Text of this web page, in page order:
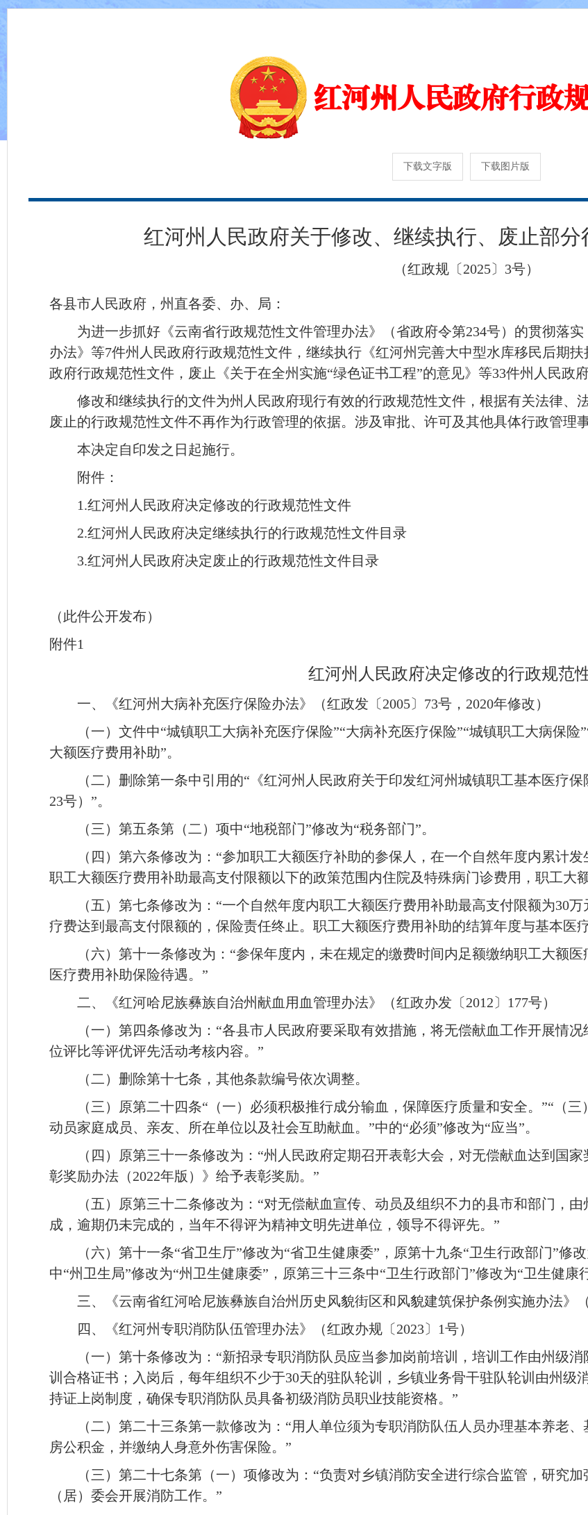
红河州人民政府行政
下载文字版 下载图片版
红河州人民政府关于修改、继续执行、废止部
（红政规〔2025〕3号）
各县市人民政府，州直各委、办、局：
为进一步抓好《云南省行政规范性文件管理办法》（省政府令第234号）的贯彻落
办法》等7件州人民政府行政规范性文件，继续执行《红河州完善大中型水库移民后期
政府行政规范性文件，废止《关于在全州实施“绿色证书工程”的意见》等33件州人民政
修改和继续执行的文件为州人民政府现行有效的行政规范性文件，根据有关法律、
废止的行政规范性文件不再作为行政管理的依据。涉及审批、许可及其他具体行政管理
本决定自印发之日起施行。
附件：
1.红河州人民政府决定修改的行政规范性文件
2.红河州人民政府决定继续执行的行政规范性文件目录
3.红河州人民政府决定废止的行政规范性文件目录
（此件公开发布）
附件1
红河州人民政府决定修改的行政规范
一、《红河州大病补充医疗保险办法》（红政发〔2005〕73号，2020年修改）
（一）文件中“城镇职工大病补充医疗保险”“大病补充医疗保险”“城镇职工大病保
大额医疗费用补助”。
（二）删除第一条中引用的“《红河州人民政府关于印发红河州城镇职工基本医疗
23号）”。
（三）第五条第（二）项中“地税部门”修改为“税务部门”。
（四）第六条修改为：“参加职工大额医疗补助的参保人，在一个自然年度内累计
职工大额医疗费用补助最高支付限额以下的政策范围内住院及特殊病门诊费用，职工大
（五）第七条修改为：“一个自然年度内职工大额医疗费用补助最高支付限额为30
疗费达到最高支付限额的，保险责任终止。职工大额医疗费用补助的结算年度与基本医
（六）第十一条修改为：“参保年度内，未在规定的缴费时间内足额缴纳职工大额
医疗费用补助保险待遇。”
二、《红河哈尼族彝族自治州献血用血管理办法》（红政办发〔2012〕177号）
（一）第四条修改为：“各县市人民政府要采取有效措施，将无偿献血工作开展情
位评比等评优评先活动考核内容。”
（二）删除第十七条，其他条款编号依次调整。
（三）原第二十四条“（一）必须积极推行成分输血，保障医疗质量和安全。”“（
动员家庭成员、亲友、所在单位以及社会互助献血。”中的“必须”修改为“应当”。
（四）原第三十一条修改为：“州人民政府定期召开表彰大会，对无偿献血达到国
彰奖励办法（2022年版）》给予表彰奖励。”
（五）原第三十二条修改为：“对无偿献血宣传、动员及组织不力的县市和部门，
成，逾期仍未完成的，当年不得评为精神文明先进单位，领导不得评先。”
（六）第十一条“省卫生厅”修改为“省卫生健康委”，原第十九条“卫生行政部门”修
中“州卫生局”修改为“州卫生健康委”，原第三十三条中“卫生行政部门”修改为“卫生健康
三、《云南省红河哈尼族彝族自治州历史风貌街区和风貌建筑保护条例实施办法》
四、《红河州专职消防队伍管理办法》（红政办规〔2023〕1号）
（一）第十条修改为：“新招录专职消防队员应当参加岗前培训，培训工作由州级
训合格证书；入岗后，每年组织不少于30天的驻队轮训，乡镇业务骨干驻队轮训由州级
持证上岗制度，确保专职消防队员具备初级消防员职业技能资格。”
（二）第二十三条第一款修改为：“用人单位须为专职消防队伍人员办理基本养老
房公积金，并缴纳人身意外伤害保险。”
（三）第二十七条第（一）项修改为：“负责对乡镇消防安全进行综合监管，研究
（居）委会开展消防工作。”